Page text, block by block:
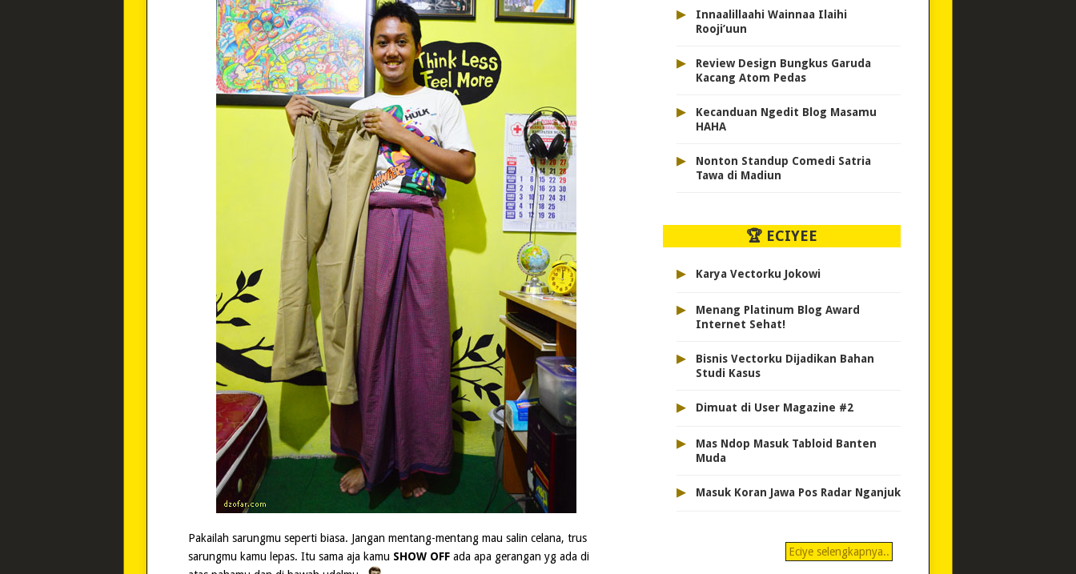
Pakailah sarungmu seperti biasa. Jangan mentang-mentang mau salin celana, trus
sarungmu kamu lepas. Itu sama aja kamu SHOW OFFada apa gerangan yg ada di
▸
Innaalillaahi Wainnaa Ilaihi
Rooji’uun
▸
Review Design Bungkus Garuda
Kacang Atom Pedas
▸
Kecanduan Ngedit Blog Masamu
HAHA
▸
Nonton Standup Comedi Satria
Tawa di Madiun
🏆 ECIYEE
▸ Karya Vectorku Jokowi
▸
Menang Platinum Blog Award
Internet Sehat!
▸
Bisnis Vectorku Dijadikan Bahan
Studi Kasus
▸ Dimuat di User Magazine #2
▸
Mas Ndop Masuk Tabloid Banten
Muda
▸ Masuk Koran Jawa Pos Radar Nganjuk
Eciye selengkapnya..